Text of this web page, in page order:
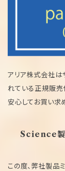
アリア株式会社は
れている正規販売
安心してお買い求
Science製
この度、弊社製品